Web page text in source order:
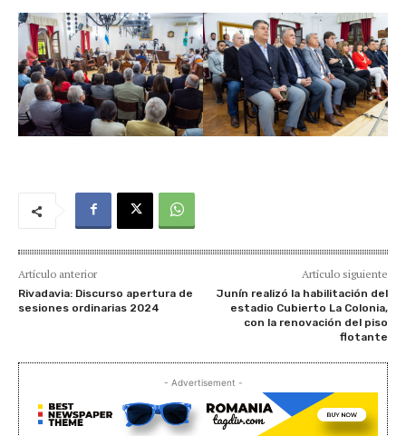
Artículo anterior
Rivadavia: Discurso apertura de
sesiones ordinarias 2024
Artículo siguiente
Junín realizó la habilitación del
estadio Cubierto La Colonia,
con la renovación del piso
flotante
- Advertisement -